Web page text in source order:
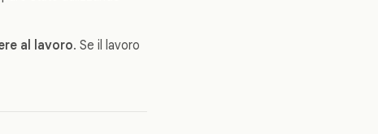
al lavoro. Se il lavoro